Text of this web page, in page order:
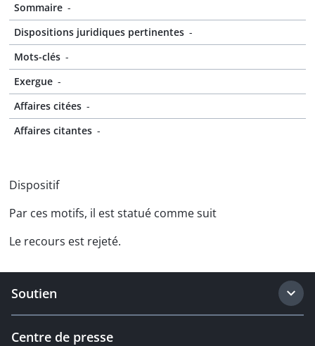
Sommaire -
Dispositions juridiques pertinentes -
Mots-clés -
Exergue -
Affaires citées -
Affaires citantes -
Dispositif
Par ces motifs, il est statué comme suit
Le recours est rejeté.
Soutien
Centre de presse